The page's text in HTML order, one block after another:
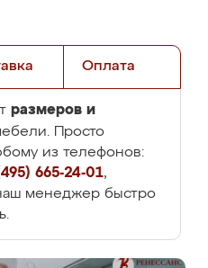
Оплата
размеров и
Просто
из телефонов:
665-24-01,
менеджер быстро